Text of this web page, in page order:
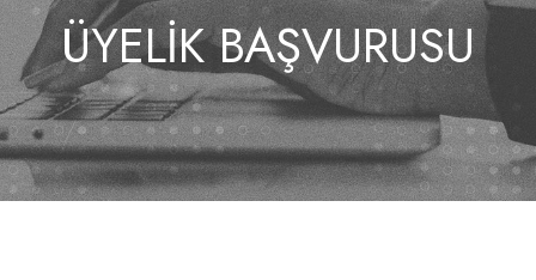
ÜYELİK BAŞVURUSU